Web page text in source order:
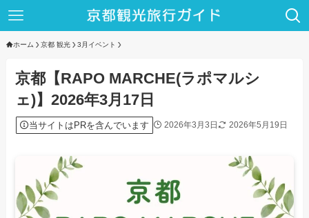
ホーム 京都 観光 3月イベント
京都【RAPO MARCHE(ラポマルシ
ェ)】2026年3月17日
当サイトはPRを含んでいます 2026年3月3日 2026年5月19日